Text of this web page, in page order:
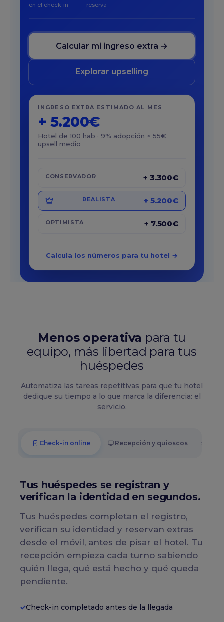
en el check-in
reserva
Calcular mi ingreso extra →
Explorar upselling
INGRESO EXTRA ESTIMADO AL MES
+ 5.200€
Hotel de 100 hab · 9% adopción × 55€
upsell medio
CONSERVADOR + 3.300€
REALISTA + 5.200€
OPTIMISTA + 7.500€
Calcula los números para tu hotel →
Menos operativa para tu
equipo, más libertad para tus
huéspedes
Automatiza las tareas repetitivas para que tu hotel
dedique su tiempo a lo que marca la diferencia: el
servicio.
Check-in online Recepción y quioscos
Tus huéspedes se registran y
verifican la identidad en segundos.
Tus huéspedes completan el registro,
verifican su identidad y reservan extras
desde el móvil, antes de pisar el hotel. Tu
recepción empieza cada turno sabiendo
quién llega, qué está hecho y qué queda
pendiente.
Check-in completado antes de la llegada